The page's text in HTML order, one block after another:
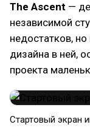
The Ascent —
независимой
недостатков,
дизайна в ней,
проекта
Стартовый экран